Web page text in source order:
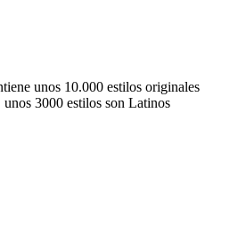
unos 10.000 estilos originales
unos 3000 estilos son Latinos